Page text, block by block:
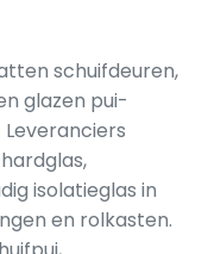
schuifdeuren,
glazen pui-
isolatieglas in
en rolkasten.